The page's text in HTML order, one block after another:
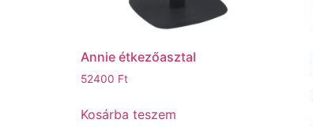
Annie étkezőasztal
52400 Ft
Kosárba teszem